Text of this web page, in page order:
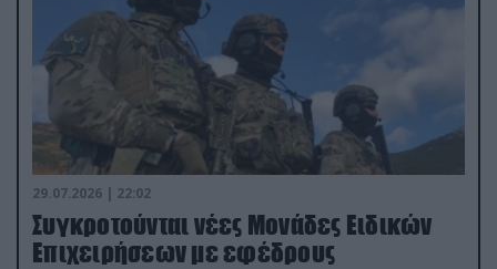
29.07.2026 | 22:02
Συγκροτούνται νέες Μονάδες Ειδικών
Επιχειρήσεων με εφέδρους